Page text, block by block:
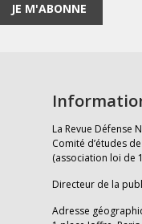
JE M'ABONNE
La Revue Défense
Comité d’études
(association loi de
Directeur de la
Adresse